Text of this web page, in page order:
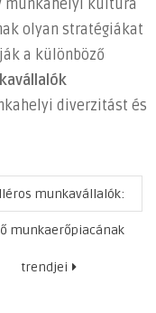
munkahelyi kultúra
olyan stratégiákat
a különböző
diverzitást és
munkavállalók:
munkaerőpiacának
trendjei